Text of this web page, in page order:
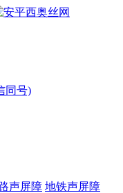
同号)
声屏障 地铁声屏障